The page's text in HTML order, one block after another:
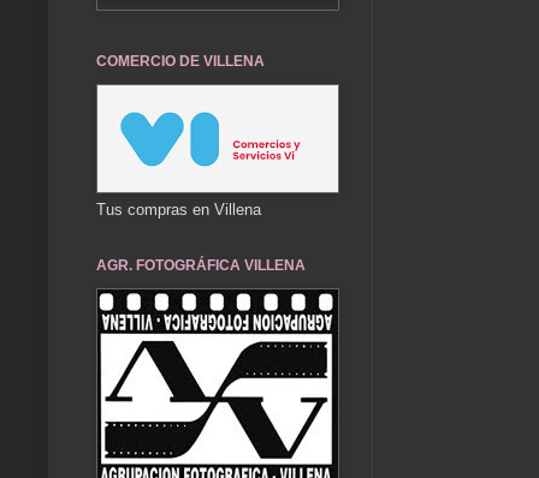
COMERCIO DE VILLENA
Tus compras en Villena
AGR. FOTOGRÁFICA VILLENA